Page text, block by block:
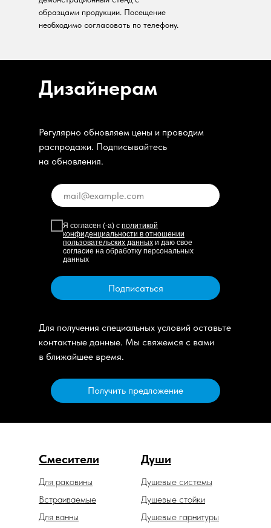
образцами продукции. Посещение
необходимо согласовать по телефону.
Дизайнерам
Регулярно обновляем цены и проводим
распродажи. Подписывайтесь
на обновления.
Я согласен (-а) с политикой
конфиденциальности в отношении
пользовательских данных и даю свое
согласие на обработку персональных
данных
Подписаться
Для получения специальных условий оставьте
контактные данные. Мы свяжемся с вами
в ближайшее время.
Получить предложение
Смесители Души
Душевые гарнитуры
Душевые системы
Встраиваемые
Для ванны
Для раковины
Душевые стойки